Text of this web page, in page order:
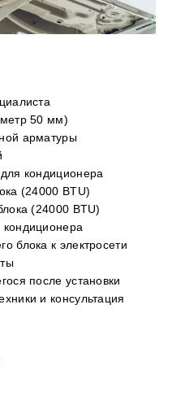
50 мм)
арматуры
кондиционера
(24000 BTU)
(24000 BTU)
блока к электросети
после установки
и консультация